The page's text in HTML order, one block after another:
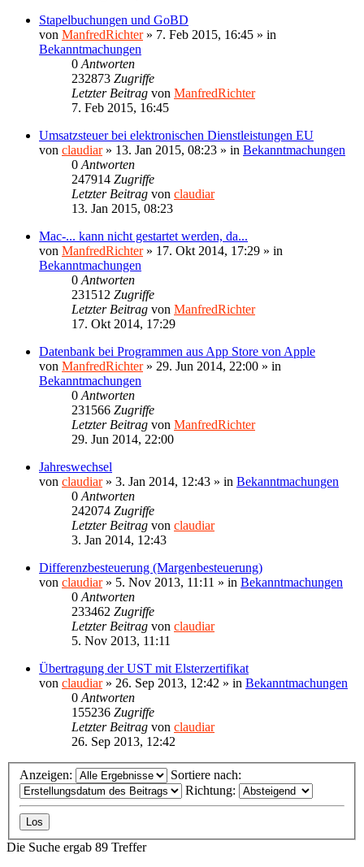
Stapelbuchungen und GoBD
von ManfredRichter» 7. Feb 2015, 16:45 » in
Bekanntmachungen
0 Antworten
232873 Zugriffe
Letzter Beitrag von ManfredRichter
7. Feb 2015, 16:45
Umsatzsteuer bei elektronischen Dienstleistungen EU
von claudiar» 13. Jan 2015, 08:23 » in Bekanntmachungen
0 Antworten
247914 Zugriffe
Letzter Beitrag von claudiar
13. Jan 2015, 08:23
Mac-... kann nicht gestartet werden, da...
von ManfredRichter» 17. Okt 2014, 17:29 » in
Bekanntmachungen
0 Antworten
231512 Zugriffe
Letzter Beitrag von ManfredRichter
17. Okt 2014, 17:29
Datenbank bei Programmen aus App Store von Apple
von ManfredRichter» 29. Jun 2014, 22:00 » in
Bekanntmachungen
0 Antworten
231566 Zugriffe
Letzter Beitrag von ManfredRichter
29. Jun 2014, 22:00
Jahreswechsel
von claudiar» 3. Jan 2014, 12:43 » in Bekanntmachungen
0 Antworten
242074 Zugriffe
Letzter Beitrag von claudiar
3. Jan 2014, 12:43
Differenzbesteuerung (Margenbesteuerung)
von claudiar» 5. Nov 2013, 11:11 » in Bekanntmachungen
0 Antworten
233462 Zugriffe
Letzter Beitrag von claudiar
5. Nov 2013, 11:11
Übertragung der UST mit Elsterzertifikat
von claudiar» 26. Sep 2013, 12:42 » in Bekanntmachungen
0 Antworten
155236 Zugriffe
Letzter Beitrag von claudiar
26. Sep 2013, 12:42
Anzeigen:
Sortiere nach:
Richtung:
Die Suche ergab 89 Treffer